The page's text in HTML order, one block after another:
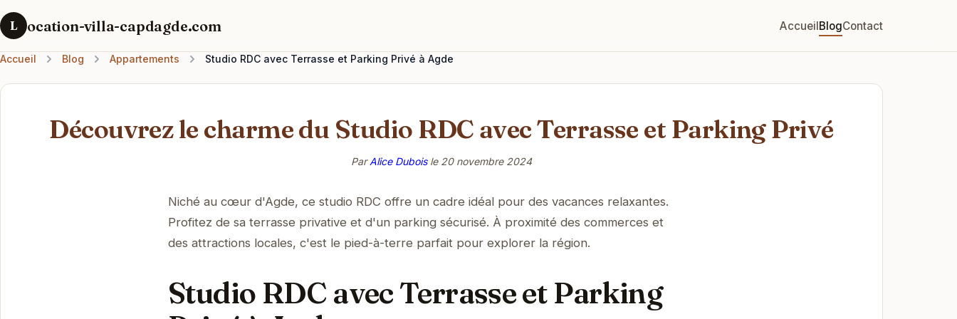
L ocation-villa-capdagde.com AccueilBlogContact
Accueil Blog Appartements Studio RDC avec Terrasse et Parking Privé à Agde
Découvrez le charme du Studio RDC avec Terrasse et Parking Privé
ParAlice Duboisle 20 novembre 2024
Niché au cœur d'Agde, ce studio RDC offre un cadre idéal pour des vacances relaxantes.
Profitez de sa terrasse privative et d'un parking sécurisé. À proximité des commerces et
des attractions locales, c'est le pied-à-terre parfait pour explorer la région.
Studio RDC avec Terrasse et Parking